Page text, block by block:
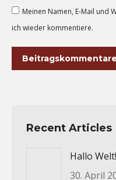
Meinen Namen, E-Mail und
ich wieder kommentiere.
Beitragskommentare
Recent Articles
Hallo Welt!
30. April